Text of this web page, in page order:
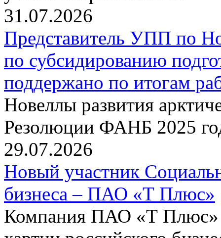
31.07.2026
Представитель УПП по
по субсидированию
поддержано по итогам
Новеллы развития
Резолюции ФАНБ 2025
29.07.2026
Новый участник
бизнеса – ПАО «Т Плюс»
Компания ПАО «Т Плюс»